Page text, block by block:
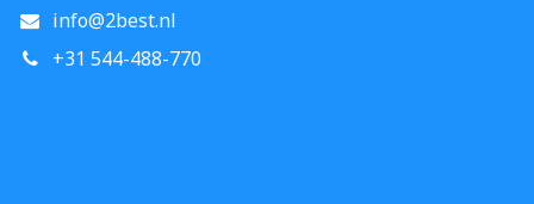
info@2best.nl
+31 544-488-770